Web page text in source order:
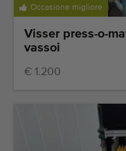
Occasione migliore
Visser press-o-
vassoi
€ 1.200